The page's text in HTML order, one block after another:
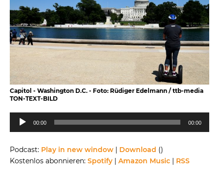
Capitol - Washington D.C. - Foto: Rüdiger Edelmann / ttb-media
TON-TEXT-BILD
Audio-
Player
00:00 00:00
Podcast: Play in new window | Download ()
Kostenlos abonnieren: Spotify | Amazon Music | RSS